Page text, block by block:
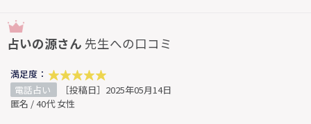
占いの源さん 先生への口コミ
満足度：
電話占い
［投稿日］2025年05月14日
匿名 / 40代 女性